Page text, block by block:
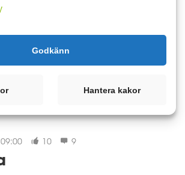
katter
10 9
Godkänn
Hantera kakor